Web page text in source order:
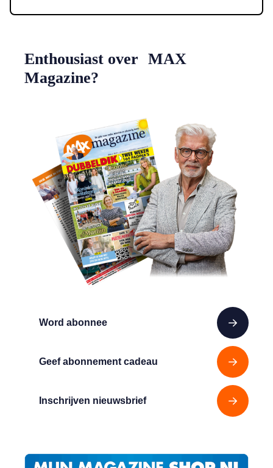
Word abonnee
Geef abonnement cadeau
Inschrijven nieuwsbrief
Enthousiast over MAX
Magazine?